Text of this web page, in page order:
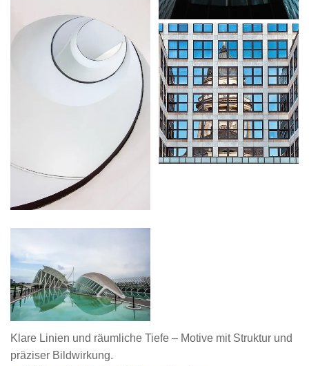
Klare Linien und räumliche Tiefe – Motive mit Struktur und
präziser Bildwirkung.